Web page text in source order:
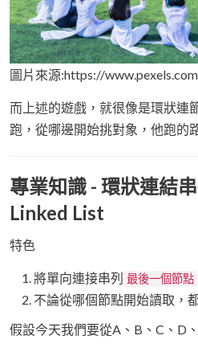
圖片來源:https://
而上述的遊戲，就很像是環狀連
跑，從哪邊開始挑對象，他跑的
專業知識 - 環狀連結
Linked List
特色
將單向連接串列 最後一個節點
不論從哪個節點開始讀取，
假設今天我們要從A、B、C、D